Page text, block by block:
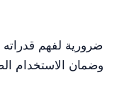
وضمان الاستخدام